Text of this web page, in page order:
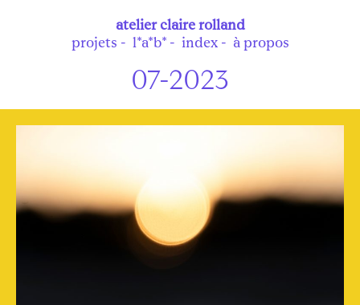
atelierclaire rolland
projets
l*a*b* index à propos
07-2023